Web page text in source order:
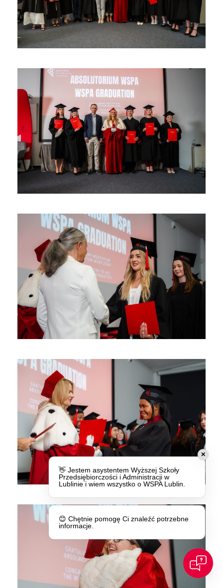
✕
👋 Jestem asystentem Wyższej Szkoły
Przedsiębiorczości i Administracji w
Lublinie i wiem wszystko o WSPA Lublin.
😊 Chętnie pomogę Ci znaleźć potrzebne
informacje.